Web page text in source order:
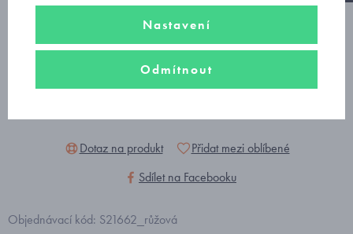
Dotaz na produkt
Přidat mezi oblíbené
Sdílet na Facebooku
Objednávací kód: S21662_růžová
Nastavení
Odmítnout